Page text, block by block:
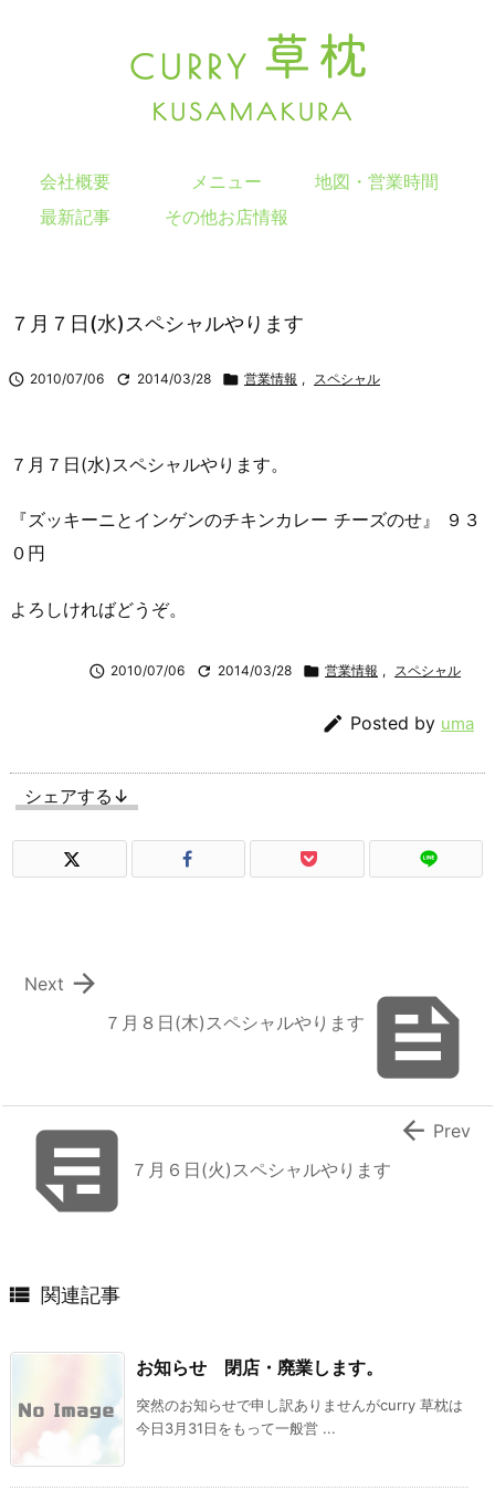
会社概要 メニュー
地図・営業時間
最新記事
その他お店情報
７月７日(水)スペシャルやります
 2010/07/06  2014/03/28  営業情報 , スペシャル
７月７日(水)スペシャルやります。
『ズッキーニとインゲンのチキンカレー チーズのせ』 ９３
０円
よろしければどうぞ。
 2010/07/06  2014/03/28  営業情報 , スペシャル
 Posted by uma
シェアする↓

７月８日(木)スペシャルやります

Next
 ７月６日(火)スペシャルやります
 Prev
 関連記事
お知らせ 閉店・廃業します。
突然のお知らせで申し訳ありませんがcurry 草枕は
今日3月31日をもって一般営 ...